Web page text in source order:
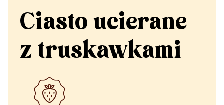
Ciasto ucierane
z truskawkami